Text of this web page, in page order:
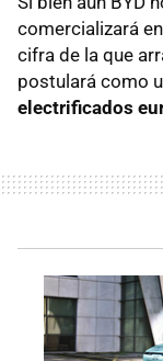
comercializará
cifra de la que
postulará como
electrificados